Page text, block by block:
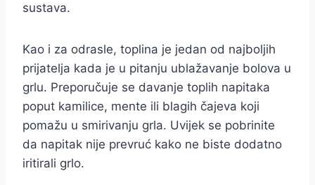
sustava.
Kao i za odrasle, toplina je jedan od najboljih
prijatelja kada je u pitanju ublažavanje bolova u
grlu. Preporučuje se davanje toplih napitaka
poput kamilice, mente ili blagih čajeva koji
pomažu u smirivanju grla. Uvijek se pobrinite
da napitak nije prevruć kako ne biste dodatno
iritirali grlo.